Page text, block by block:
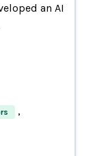
an AI
,